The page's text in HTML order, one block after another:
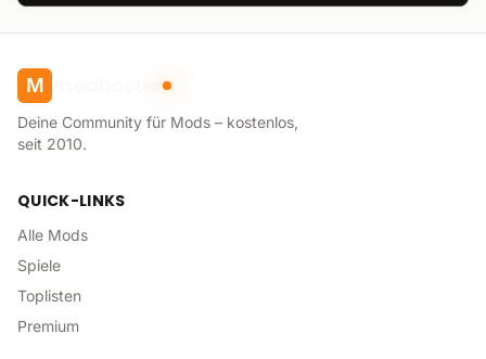
M modhoster
Deine Community für Mods – kostenlos,
seit 2010.
QUICK-LINKS
Alle Mods
Spiele
Toplisten
Premium